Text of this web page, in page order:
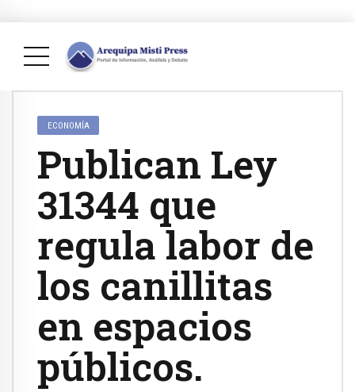
ECONOMÍA
Publican Ley
31344 que
regula labor de
los canillitas
en espacios
públicos.